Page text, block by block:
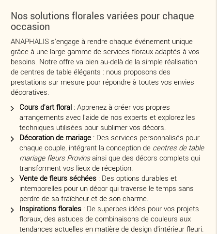
Nos solutions florales variées pour chaque
occasion
ANAPHALIS s'engage à rendre chaque événement unique
grâce à une large gamme de services floraux adaptés à vos
besoins. Notre offre va bien au-delà de la simple réalisation
de centres de table élégants : nous proposons des
prestations sur mesure pour répondre à toutes vos envies
décoratives.
Cours d'art floral : Apprenez à créer vos propres
arrangements avec l'aide de nos experts et explorez les
techniques utilisées pour sublimer vos décors.
Décoration de mariage : Des services personnalisés pour
chaque couple, intégrant la conception de centres de table
mariage fleurs Provinsainsi que des décors complets qui
transforment vos lieux de réception.
Vente de fleurs séchées : Des options durables et
intemporelles pour un décor qui traverse le temps sans
perdre de sa fraîcheur et de son charme.
Inspirations florales : De superbes idées pour vos projets
floraux, des astuces de combinaisons de couleurs aux
tendances actuelles en matière de design d'intérieur fleuri.